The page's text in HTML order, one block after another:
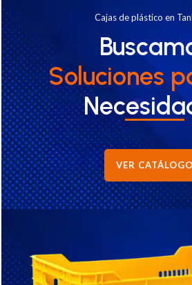
Cajas de plástico en
Soluciones
VER CATÁLOGO